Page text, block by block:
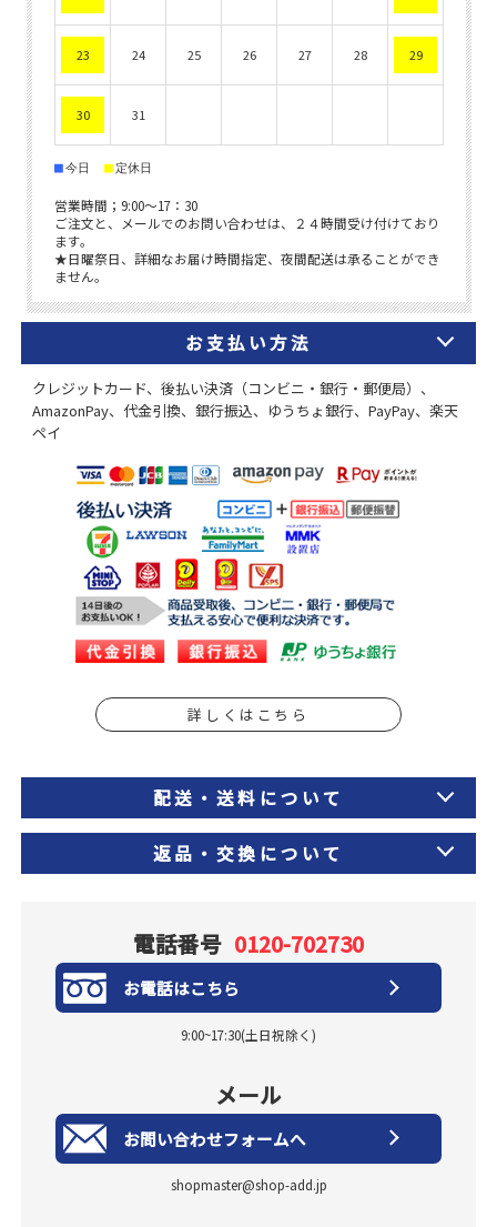
お支払い方法
クレジットカード、後払い決済（コンビニ・銀行・郵便局）、
AmazonPay、代金引換、銀行振込、ゆうちょ銀行、PayPay、楽天
ペイ
詳しくはこちら
配送・送料について
返品・交換について
電話番号 0120-702730
お電話はこちら
9:00~17:30(土日祝除く)
メール
お問い合わせフォームへ
shopmaster@shop-add.jp